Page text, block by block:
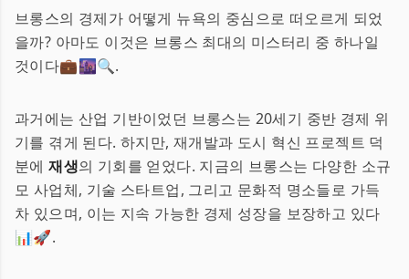
브롱스의 경제가 어떻게 뉴욕의 중심으로 떠오르게 되었
을까? 아마도 이것은 브롱스 최대의 미스터리 중 하나일
것이다💼🌆🔍.
과거에는 산업 기반이었던 브롱스는 20세기 중반 경제 위
기를 겪게 된다. 하지만, 재개발과 도시 혁신 프로젝트 덕
분에재생의 기회를 얻었다. 지금의 브롱스는 다양한 소규
모 사업체, 기술 스타트업, 그리고 문화적 명소들로 가득
차 있으며, 이는 지속 가능한 경제 성장을 보장하고 있다
📊🚀.